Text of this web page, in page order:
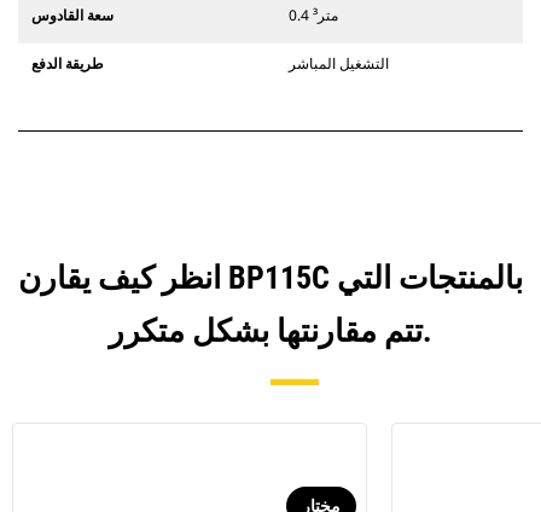
سعة القادوس 0.4 متر³
طريقة الدفع التشغيل المباشر
انظر كيف يقارن BP115C بالمنتجات التي
تتم مقارنتها بشكل متكرر.
مختار